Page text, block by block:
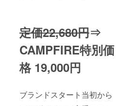
定価22,680円⇒
CAMPFIRE特別価
格 19,000円
ブランドスタート当初から